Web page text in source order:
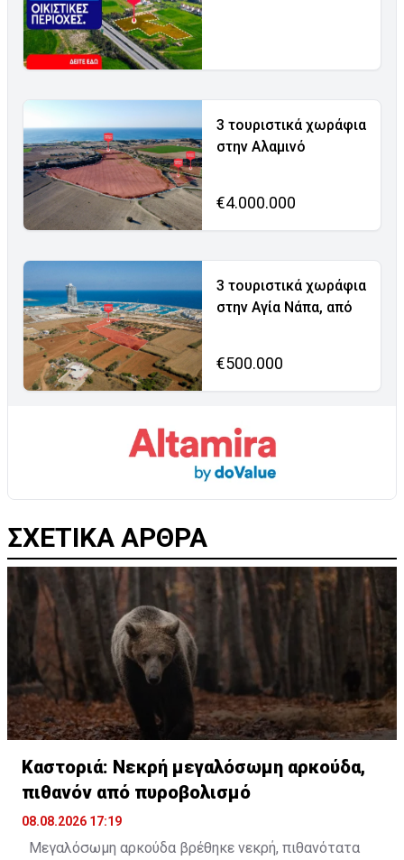
3 τουριστικά χωράφια
στην Αλαμινό
€4.000.000
3 τουριστικά χωράφια
στην Αγία Νάπα, από
€500.000
ΣΧΕΤΙΚΑ ΑΡΘΡΑ
Καστοριά: Νεκρή μεγαλόσωμη αρκούδα,
πιθανόν από πυροβολισμό
08.08.2026 17:19
Μεγαλόσωμη αρκούδα βρέθηκε νεκρή, πιθανότατα